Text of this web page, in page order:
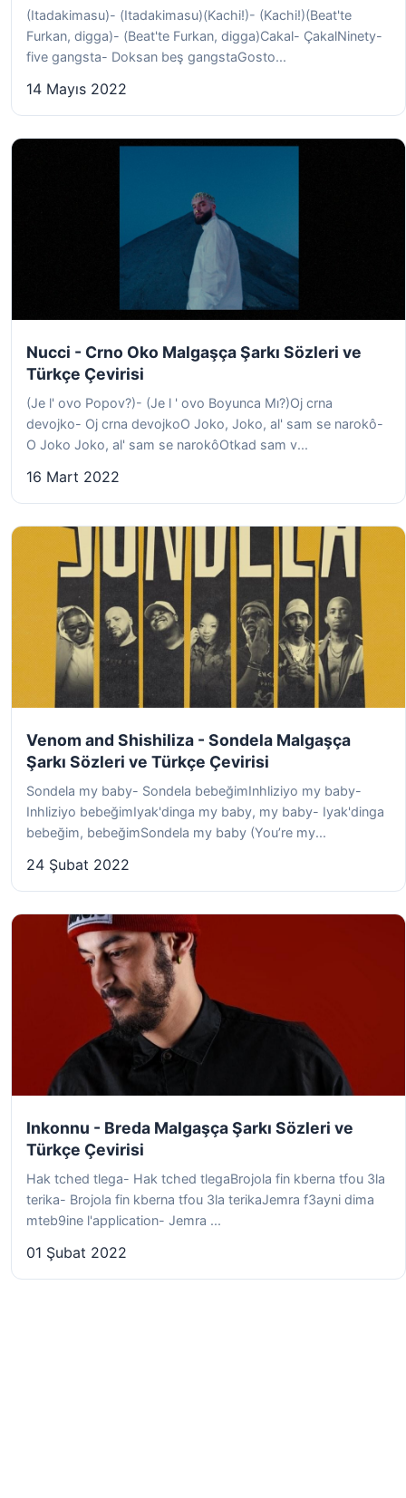
(Itadakimasu)- (Itadakimasu)(Kachi!)- (Kachi!)(Beat'te
Furkan, digga)- (Beat'te Furkan, digga)Cakal- ÇakalNinety-
five gangsta- Doksan beş gangstaGosto...
14 Mayıs 2022
Nucci - Crno Oko Malgaşça Şarkı Sözleri ve
Türkçe Çevirisi
(Je l' ovo Popov?)- (Je l ' ovo Boyunca Mı?)Oj crna
devojko- Oj crna devojkoO Joko, Joko, al' sam se narokô-
O Joko Joko, al' sam se narokôOtkad sam v...
16 Mart 2022
Venom and Shishiliza - Sondela Malgaşça
Şarkı Sözleri ve Türkçe Çevirisi
Sondela my baby- Sondela bebeğimInhliziyo my baby-
Inhliziyo bebeğimIyak'dinga my baby, my baby- Iyak'dinga
bebeğim, bebeğimSondela my baby (You’re my...
24 Şubat 2022
Inkonnu - Breda Malgaşça Şarkı Sözleri ve
Türkçe Çevirisi
Hak tched tlega- Hak tched tlegaBrojola fin kberna tfou 3la
terika- Brojola fin kberna tfou 3la terikaJemra f3ayni dima
mteb9ine l'application- Jemra ...
01 Şubat 2022